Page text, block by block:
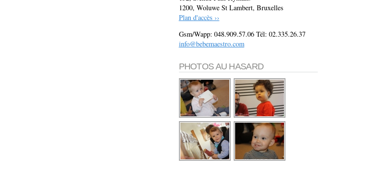
1200, Woluwe St Lambert, Bruxelles
Plan d'accès ››
Gsm/Wapp: 048.909.57.06 Tél: 02.335.26.37
info@bebemaestro.com
PHOTOS AU HASARD